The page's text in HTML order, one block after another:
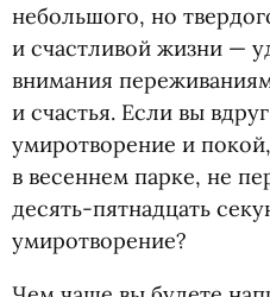
небольшого, но
и счастливой жизни —
внимания
и счастья. Если вы
умиротворение и
в весеннем парке, не
десять-пятнадцать
умиротворение?